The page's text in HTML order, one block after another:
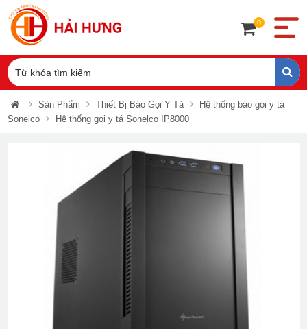
0
Sản Phẩm Thiết Bị Báo Gọi Y Tá
Hệ thống báo gọi y tá
Sonelco
Hệ thống gọi y tá Sonelco IP8000